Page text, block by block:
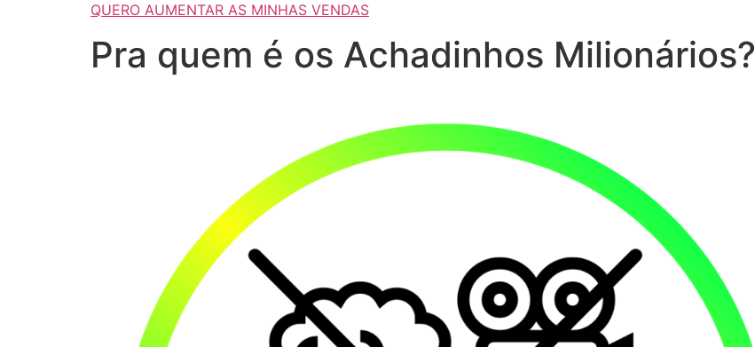
QUERO AUMENTAR AS MINHAS VENDAS
Pra quem é os Achadinhos Milionários?